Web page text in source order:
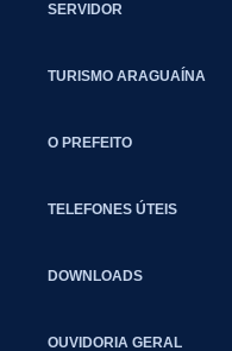
SERVIDOR
TURISMO ARAGUAÍNA
O PREFEITO
TELEFONES ÚTEIS
DOWNLOADS
OUVIDORIA GERAL